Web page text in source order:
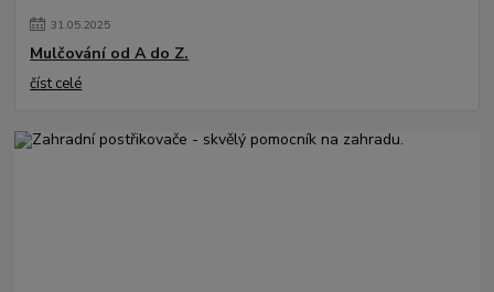
31.05.2025
Mulčování od A do Z.
číst celé